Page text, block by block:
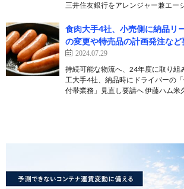
三井住友銀行をアレンジャー兼エー
食肉大手4社、小売側に納品リ
の変更や特売品の計画発注など
2024.07.29
持続可能な物流へ、24年度に取り組
工大手4社、納品時にドライバーの
付帯業務」見直し要請へ 伊藤ハム米